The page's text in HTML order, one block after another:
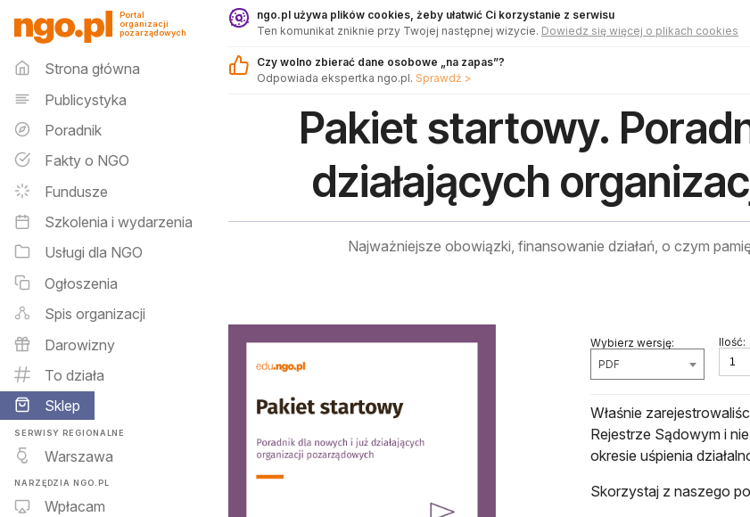
Sklep - ngo.pl
Portal
organizacji
pozarządowych
Menu główne
Strona główna
Publicystyka
Poradnik
Fakty o NGO
Fundusze
Szkolenia i wydarzenia
Usługi dla NGO
Ogłoszenia
Spis organizacji
Darowizny
To działa
Sklep
SERWISY REGIONALNE
Warszawa
NARZĘDZIA NGO.PL
Wpłacam
ngo.pl używa plików cookies, żeby ułatwić Ci korzystanie z serwisu
Ten komunikat zniknie przy Twojej następnej wizycie. Dowiedz się więcej o plikach cookies
Czy wolno zbierać dane osobowe „na zapas”?
Odpowiada ekspertka ngo.pl. Sprawdź >
Pakiet startowy.
działających
Najważniejsze obowiązki, finansowanie działań, o czym
Wybierz wersję:
PDF
Ilość:
Właśnie
Rejestrze Sądowym i
okresie uśpienia
Skorzystaj z naszego